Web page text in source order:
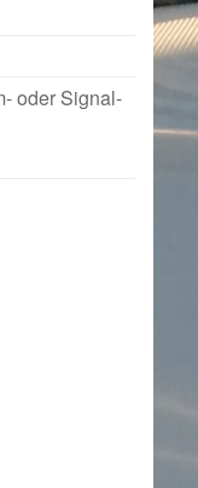
oder Signal-